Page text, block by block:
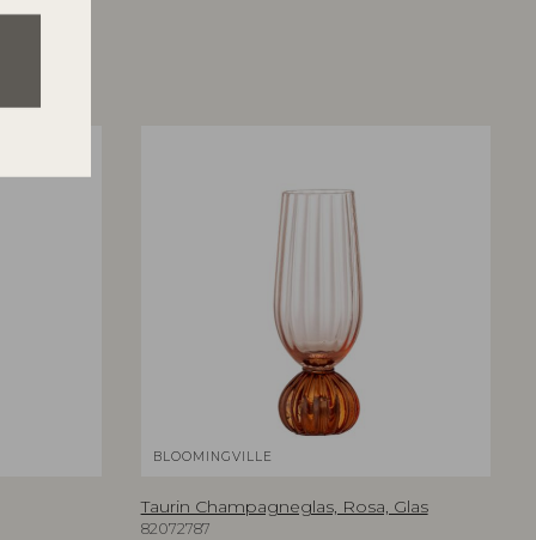
BLOOMINGVILLE
Taurin Champagneglas, Rosa, Glas
82072787